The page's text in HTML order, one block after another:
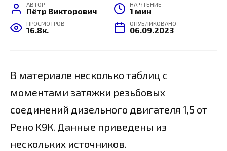
АВТОР
Пётр Викторович
НА ЧТЕНИЕ
1 мин
ПРОСМОТРОВ
16.8к.
ОПУБЛИКОВАНО
06.09.2023
В материале несколько таблиц с
моментами затяжки резьбовых
соединений дизельного двигателя 1,5 от
Рено K9К. Данные приведены из
нескольких источников.